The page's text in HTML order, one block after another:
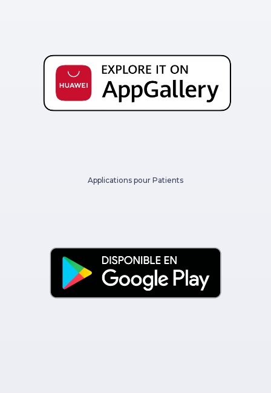
Applications pour Patients